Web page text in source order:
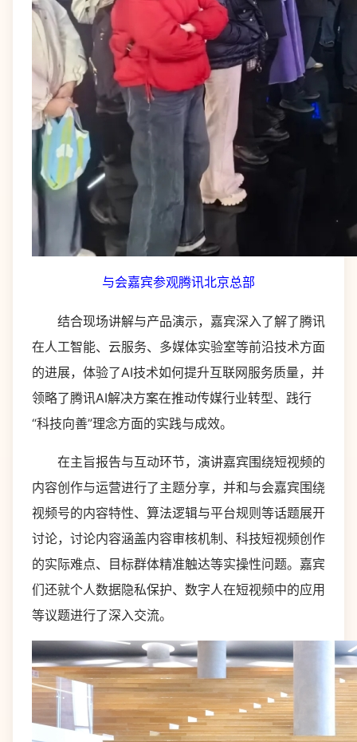
与会嘉宾参观腾讯北京总部
结合现场讲解与产品演示，嘉宾深入了解了腾讯
在人工智能、云服务、多媒体实验室等前沿技术方面
的进展，体验了AI技术如何提升互联网服务质量，并
领略了腾讯AI解决方案在推动传媒行业转型、践行
“科技向善”理念方面的实践与成效。
在主旨报告与互动环节，演讲嘉宾围绕短视频的
内容创作与运营进行了主题分享，并和与会嘉宾围绕
视频号的内容特性、算法逻辑与平台规则等话题展开
讨论，讨论内容涵盖内容审核机制、科技短视频创作
的实际难点、目标群体精准触达等实操性问题。嘉宾
们还就个人数据隐私保护、数字人在短视频中的应用
等议题进行了深入交流。